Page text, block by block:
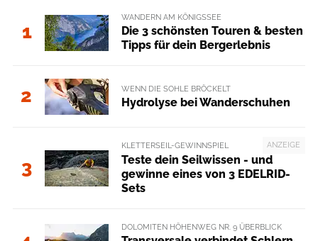
1
WANDERN AM KÖNIGSSEE
Die 3 schönsten Touren & besten
Tipps für dein Bergerlebnis
2 WENN DIE SOHLE BRÖCKELT
Hydrolyse bei Wanderschuhen
3
ANZEIGE
KLETTERSEIL-GEWINNSPIEL
Teste dein Seilwissen - und
gewinne eines von 3 EDELRID-
Sets
DOLOMITEN HÖHENWEG NR. 9 ÜBERBLICK